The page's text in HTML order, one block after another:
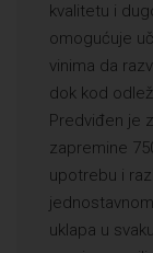
kvalitetu i
omogućuje
vinima da
dok kod
Predviđen je
zapremine
upotrebu i
uklapa u